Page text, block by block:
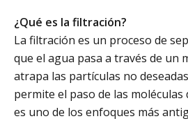
¿Qué es la filtración?
La filtración es un proceso de
que el agua pasa a través de un
atrapa las partículas no
permite el paso de las moléculas
es uno de los enfoques más